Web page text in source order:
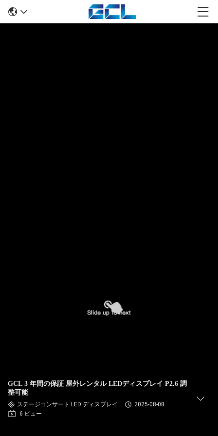
GCL 3 年間の保証 屋外レンタル LEDディスプレイ P2.6 調
整可能
ステージコンサート LED ディスプレイ
2025-08-08
6 ビュー